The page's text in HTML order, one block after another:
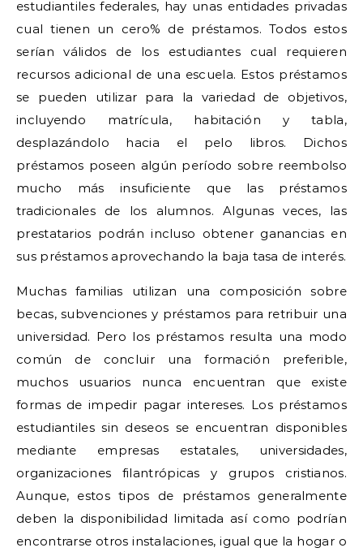
estudiantiles federales, hay unas entidades privadas
cual tienen un cero% de préstamos. Todos estos
serían válidos de los estudiantes cual requieren
recursos adicional de una escuela. Estos préstamos
se pueden utilizar para la variedad de objetivos,
incluyendo matrícula, habitación y tabla,
desplazándolo hacia el pelo libros. Dichos
préstamos poseen algún período sobre reembolso
mucho más insuficiente que las préstamos
tradicionales de los alumnos. Algunas veces, las
prestatarios podrán incluso obtener ganancias en
sus préstamos aprovechando la baja tasa de interés.
Muchas familias utilizan una composición sobre
becas, subvenciones y préstamos para retribuir una
universidad. Pero los préstamos resulta una modo
común de concluir una formación preferible,
muchos usuarios nunca encuentran que existe
formas de impedir pagar intereses. Los préstamos
estudiantiles sin deseos se encuentran disponibles
mediante empresas estatales, universidades,
organizaciones filantrópicas y grupos cristianos.
Aunque, estos tipos de préstamos generalmente
deben la disponibilidad limitada así­ como podrían
encontrarse otros instalaciones, igual que la hogar o